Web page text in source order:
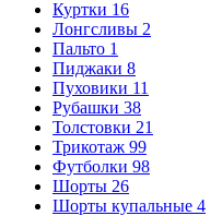
Куртки 16
Лонгсливы 2
Пальто 1
Пиджаки 8
Пуховики 11
Рубашки 38
Толстовки 21
Трикотаж 99
Футболки 98
Шорты 26
Шорты купальные 4